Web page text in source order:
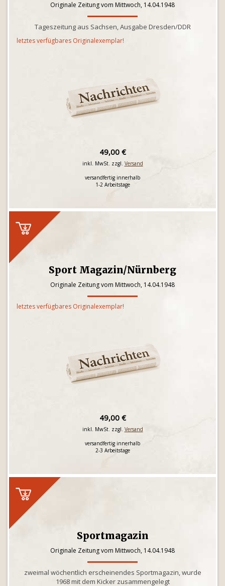
Originale Zeitung vom Mittwoch, 14.04.1948
Tageszeitung aus Sachsen, Ausgabe Dresden/DDR
letztes verfügbares Originalexemplar!
49,00 €
inkl. MwSt. zzgl. Versand
versandfertig innerhalb
1-2 Arbeitstage
Sport Magazin/Nürnberg
Originale Zeitung vom Mittwoch, 14.04.1948
letztes verfügbares Originalexemplar!
49,00 €
inkl. MwSt. zzgl. Versand
versandfertig innerhalb
2-3 Arbeitstage
Sportmagazin
Originale Zeitung vom Mittwoch, 14.04.1948
zweimal wöchentlich erscheinendes Sportmagazin, wurde
1968 mit dem Kicker zusammengelegt